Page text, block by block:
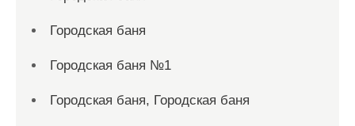
Городская баня
Городская баня №1
Городская баня, Городская баня